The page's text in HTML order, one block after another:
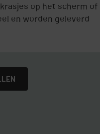
op het scherm of
en worden geleverd